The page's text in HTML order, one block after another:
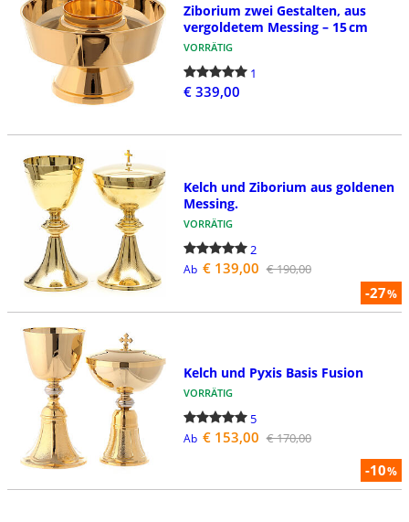
Ziborium zwei Gestalten, aus
vergoldetem Messing – 15 cm
VORRÄTIG
1
€ 339,00
-27%
Kelch und Ziborium aus goldenen
Messing.
VORRÄTIG
2
Ab € 139,00 € 190,00
-10%
Kelch und Pyxis Basis Fusion
VORRÄTIG
5
Ab € 153,00 € 170,00